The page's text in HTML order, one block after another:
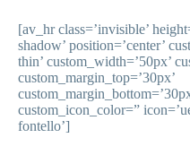
[av_hr class=’invisible’
shadow’ position=’center’
thin’ custom_width=’50px’
custom_margin_top=’30px’
custom_icon_color=”
fontello’]